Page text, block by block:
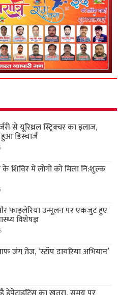
से यूरिथ्रल स्ट्रिक्चर का इलाज,
डिस्चार्ज
शिविर में लोगों को मिला नि:शुल्क
फाइलेरिया उन्मूलन पर एकजुट हुए
विशेषज्ञ
जंग तेज, ‘स्टॉप डायरिया अभियान’